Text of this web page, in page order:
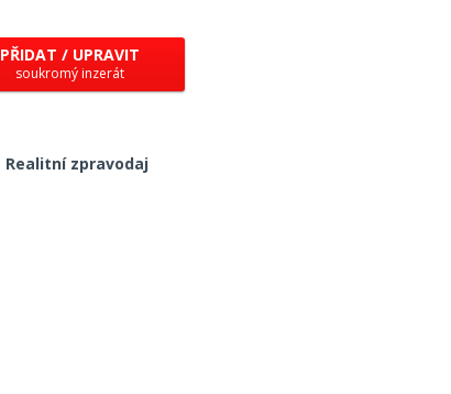
PŘIDAT / UPRAVIT
soukromý inzerát
Realitní zpravodaj